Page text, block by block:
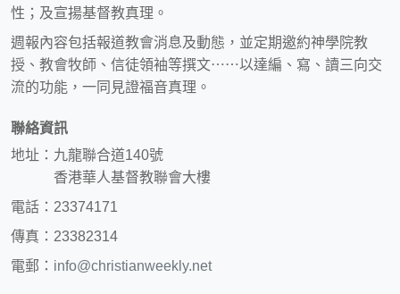
性；及宣揚基督教真理。
週報內容包括報道教會消息及動態，並定期邀約神學院教
授、教會牧師、信徒領袖等撰文⋯⋯以達編、寫、讀三向交
流的功能，一同見證福音真理。
聯絡資訊
地址：九龍聯合道140號
香港華人基督教聯會大樓
電話：23374171
傳真：23382314
電郵： info@christianweekly.net